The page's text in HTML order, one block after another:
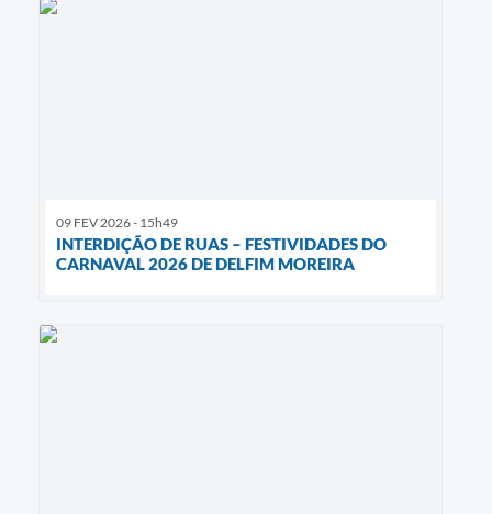
09 FEV 2026 - 15h49
INTERDIÇÃO DE RUAS – FESTIVIDADES DO
CARNAVAL 2026 DE DELFIM MOREIRA